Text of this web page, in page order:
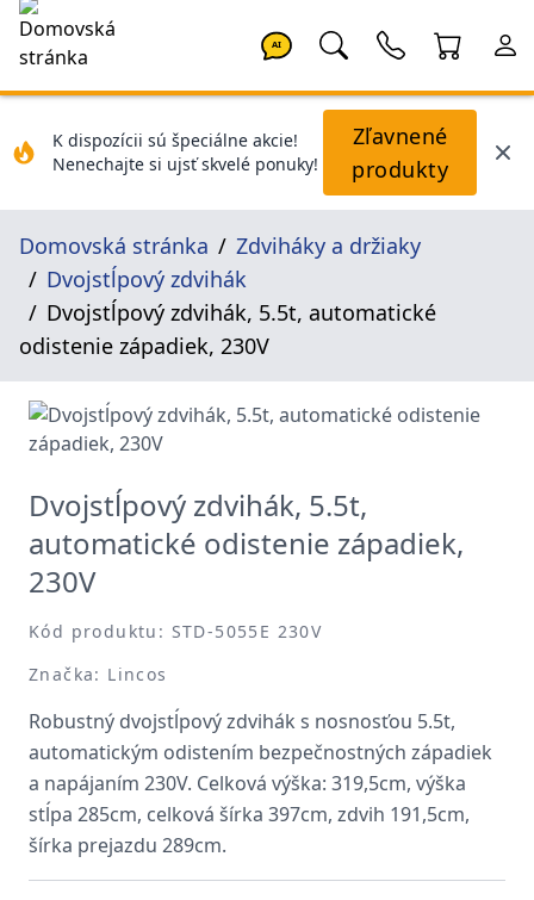
AI
K dispozícii sú špeciálne akcie!
Nenechajte si ujsť skvelé ponuky!
Zľavnené
produkty
Domovská stránka
Zdviháky a držiaky
Dvojstĺpový zdvihák
Dvojstĺpový zdvihák, 5.5t, automatické
odistenie západiek, 230V
Dvojstĺpový zdvihák, 5.5t,
automatické odistenie západiek,
230V
Kód produktu: STD-5055E 230V
Značka: Lincos
Robustný dvojstĺpový zdvihák s nosnosťou 5.5t,
automatickým odistením bezpečnostných západiek
a napájaním 230V. Celková výška: 319,5cm, výška
stĺpa 285cm, celková šírka 397cm, zdvih 191,5cm,
šírka prejazdu 289cm.